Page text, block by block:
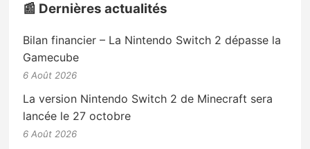
📰 Dernières actualités
Bilan financier – La Nintendo Switch 2 dépasse la
Gamecube
6 Août 2026
La version Nintendo Switch 2 de Minecraft sera
lancée le 27 octobre
6 Août 2026